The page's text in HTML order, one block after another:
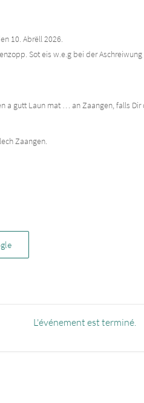
10. Abrëll 2026.
Sot eis w.e.g bei der
a gutt Laun mat … an Zaangen, falls
Zaangen.
L'événement est terminé.